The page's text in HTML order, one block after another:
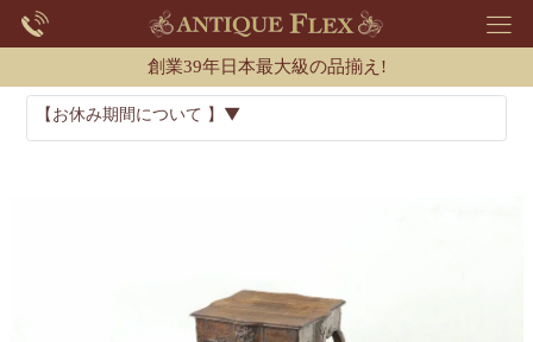
創業39年日本最大級の品揃え!
【お休み期間について 】▼